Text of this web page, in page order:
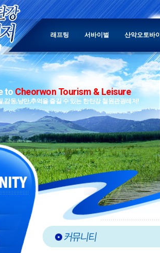
to Cheorwon Tourism & Leisure
,감동,낭만,추억을 즐길 수 있는 한탄강 철원관광레저!
래프팅 서바이벌 산악오토바이